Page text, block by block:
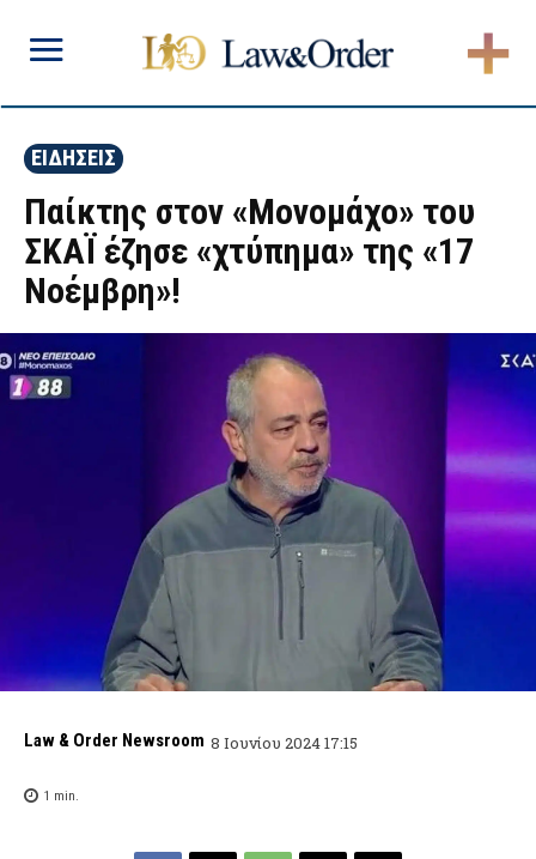
ΕΙΔΗΣΕΙΣ
Παίκτης στον «Μονομάχο» του
ΣΚΑΪ έζησε «χτύπημα» της «17
Νοέμβρη»!
Law & Order Newsroom 8 Ιουνίου 2024 17:15
1 min.